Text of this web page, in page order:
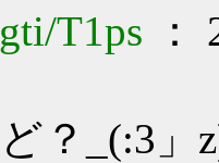
T1ps ：
？_(:3」